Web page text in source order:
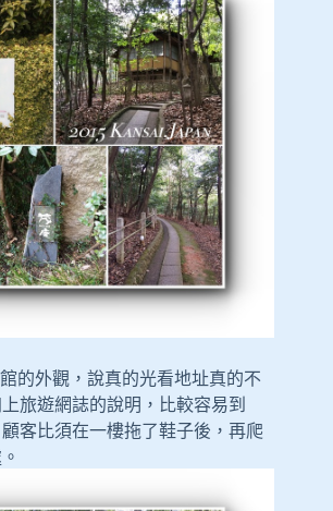
的外觀，說真的光看地址真的不
旅遊網誌的說明，比較容易到
客比須在一樓拖了鞋子後，再爬